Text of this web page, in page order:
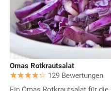
Omas Rotkrautsalat
129 Bewertungen